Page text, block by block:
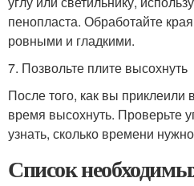
пенопласта. Обработайте
ровными и гладкими.
7. Позвольте плите высохнуть
После того, как вы приклеили
время высохнуть. Проверьте
узнать, сколько времени
Список